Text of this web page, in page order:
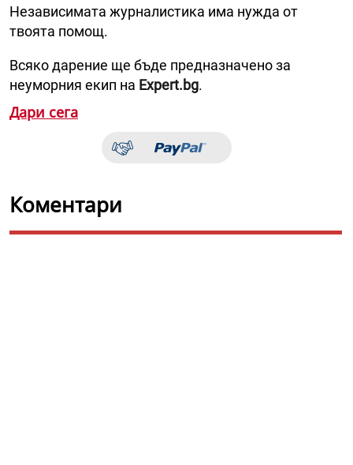
Независимата журналистика има нужда от
твоята помощ.
Всяко дарение ще бъде предназначено за
неуморния екип на Expert.bg.
Дари сега
Коментари